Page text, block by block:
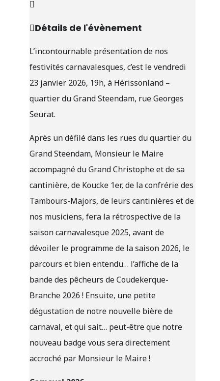
Détails de l'évènement
L’incontournable présentation de nos
festivités carnavalesques, c’est le vendredi
23 janvier 2026, 19h, à Hérissonland –
quartier du Grand Steendam, rue Georges
Seurat.
Après un défilé dans les rues du quartier du
Grand Steendam, Monsieur le Maire
accompagné du Grand Christophe et de sa
cantinière, de Koucke 1er, de la confrérie des
Tambours-Majors, de leurs cantinières et de
nos musiciens, fera la rétrospective de la
saison carnavalesque 2025, avant de
dévoiler le programme de la saison 2026, le
parcours et bien entendu… l’affiche de la
bande des pêcheurs de Coudekerque-
Branche 2026 ! Ensuite, une petite
dégustation de notre nouvelle bière de
carnaval, et qui sait… peut-être que notre
nouveau badge vous sera directement
accroché par Monsieur le Maire !